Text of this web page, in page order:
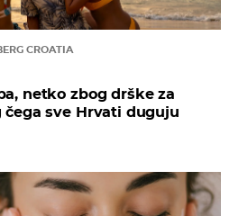
CROATIA
netko zbog drške za
čega sve Hrvati duguju